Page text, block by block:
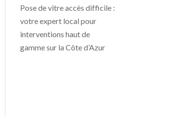
Pose de vitre accès difficile :
votre expert local pour
interventions haut de
gamme sur la Côte d’Azur